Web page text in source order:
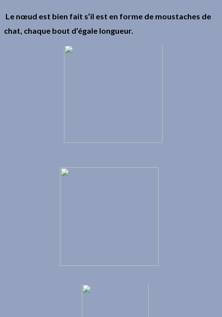
Le nœud est bien fait s’il est en forme de moustaches de
chat, chaque bout d’égale longueur.